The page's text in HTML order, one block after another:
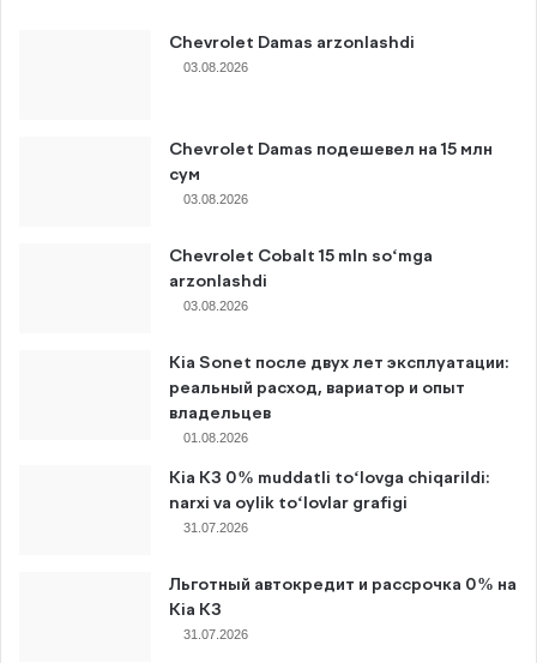
Chevrolet Damas arzonlashdi
03.08.2026
Chevrolet Damas подешевел на 15 млн
сум
03.08.2026
Chevrolet Cobalt 15 mln so‘mga
arzonlashdi
03.08.2026
Kia Sonet после двух лет эксплуатации:
реальный расход, вариатор и опыт
владельцев
01.08.2026
Kia K3 0% muddatli to‘lovga chiqarildi:
narxi va oylik to‘lovlar grafigi
31.07.2026
Льготный автокредит и рассрочка 0% на
Kia K3
31.07.2026